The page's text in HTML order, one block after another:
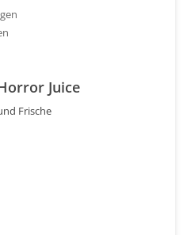
Juice
Frische